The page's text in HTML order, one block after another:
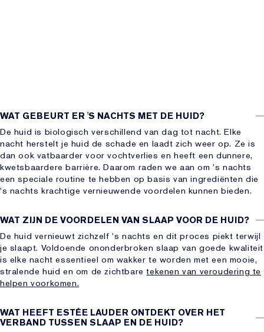
WAT GEBEURT ER 'S NACHTS MET DE HUID?
De huid is biologisch verschillend van dag tot nacht. Elke
nacht herstelt je huid de schade en laadt zich weer op. Ze is
dan ook vatbaarder voor vochtverlies en heeft een dunnere,
kwetsbaardere barrière. Daarom raden we aan om 's nachts
een speciale routine te hebben op basis van ingrediënten die
's nachts krachtige vernieuwende voordelen kunnen bieden.
WAT ZIJN DE VOORDELEN VAN SLAAP VOOR DE HUID?
De huid vernieuwt zichzelf 's nachts en dit proces piekt terwijl
je slaapt. Voldoende ononderbroken slaap van goede kwaliteit
is elke nacht essentieel om wakker te worden met een mooie,
stralende huid en om de zichtbaretekenen van veroudering te
helpen voorkomen.
WAT HEEFT ESTÉE LAUDER ONTDEKT OVER HET
VERBAND TUSSEN SLAAP EN DE HUID?